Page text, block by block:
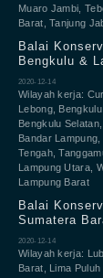
Muaro Jambi,
Barat, Tanjung
Balai
Bengkulu &
2020-12-14
Wilayah kerja:
Lebong,
Bengkulu
Bandar
Tengah,
Lampung Utara,
Lampung Barat
Balai
Sumatera
2020-12-14
Wilayah kerja:
Barat, Lima